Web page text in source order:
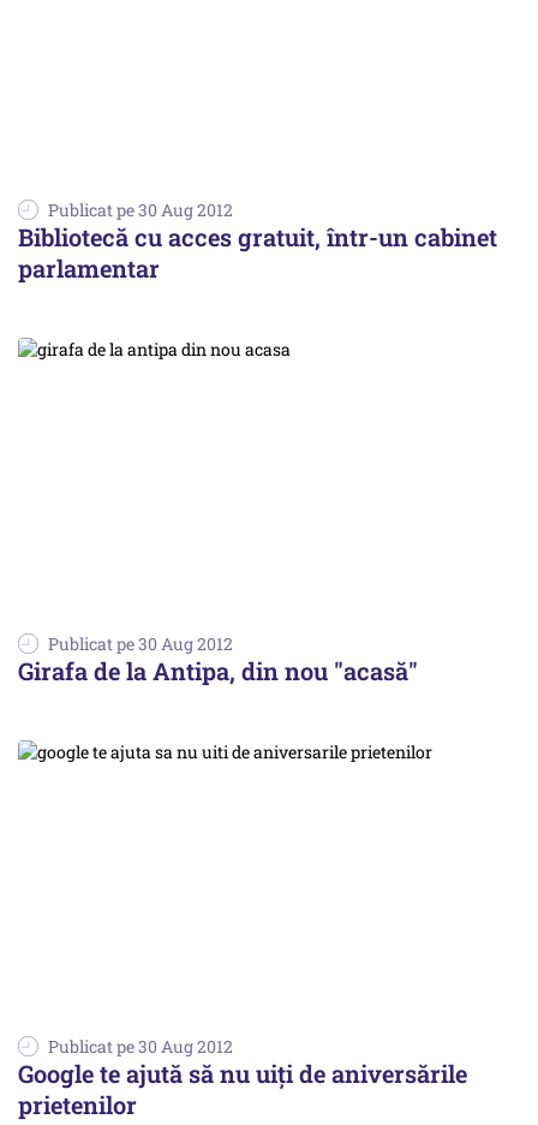
Publicat pe 30 Aug 2012
Bibliotecă cu acces gratuit, într-un cabinet
parlamentar
Publicat pe 30 Aug 2012
Girafa de la Antipa, din nou "acasă"
Publicat pe 30 Aug 2012
Google te ajută să nu uiți de aniversările
prietenilor